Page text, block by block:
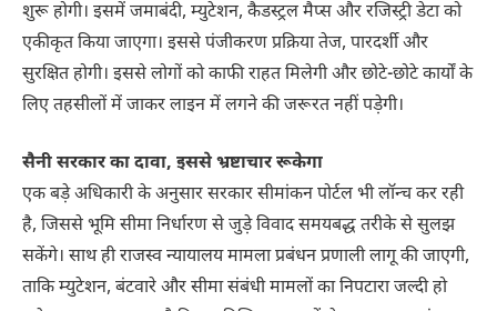
शुरू होगी। इसमें जमाबंदी, म्युटेशन, कैडस्ट्रल मैप्स और रजिस्ट्री डेटा को
एकीकृत किया जाएगा। इससे पंजीकरण प्रक्रिया तेज, पारदर्शी और
सुरक्षित होगी। इससे लोगों को काफी राहत मिलेगी और छोटे-छोटे कार्यों के
लिए तहसीलों में जाकर लाइन में लगने की जरूरत नहीं पड़ेगी।
सैनी सरकार का दावा, इससे भ्रष्टाचार रूकेगा
एक बड़े अधिकारी के अनुसार सरकार सीमांकन पोर्टल भी लॉन्च कर रही
है, जिससे भूमि सीमा निर्धारण से जुड़े विवाद समयबद्ध तरीके से सुलझ
सकेंगे। साथ ही राजस्व न्यायालय मामला प्रबंधन प्रणाली लागू की जाएगी,
ताकि म्युटेशन, बंटवारे और सीमा संबंधी मामलों का निपटारा जल्दी हो